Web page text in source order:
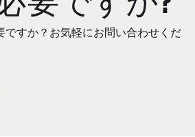
ですか？お気軽にお問い合わせくだ